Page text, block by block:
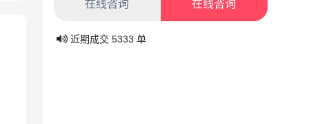
在线咨询 在线咨询
近期成交 5333 单